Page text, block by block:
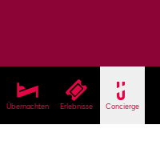
Übernachten Erlebnisse Concierge